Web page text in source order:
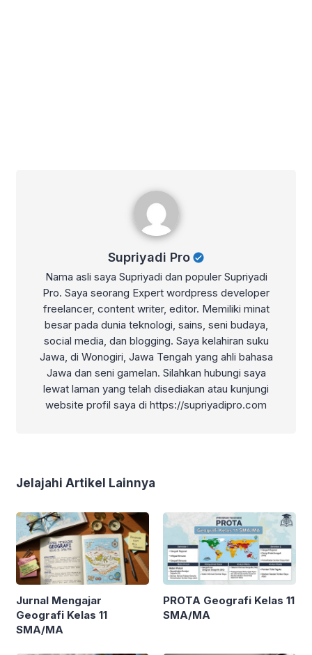
Supriyadi Pro
Nama asli saya Supriyadi dan populer Supriyadi
Pro. Saya seorang Expert wordpress developer
freelancer, content writer, editor. Memiliki minat
besar pada dunia teknologi, sains, seni budaya,
social media, dan blogging. Saya kelahiran suku
Jawa, di Wonogiri, Jawa Tengah yang ahli bahasa
Jawa dan seni gamelan. Silahkan hubungi saya
lewat laman yang telah disediakan atau kunjungi
website profil saya di https://supriyadipro.com
Jelajahi Artikel Lainnya
Jurnal Mengajar
Geografi Kelas 11
SMA/MA
PROTA Geografi Kelas 11
SMA/MA